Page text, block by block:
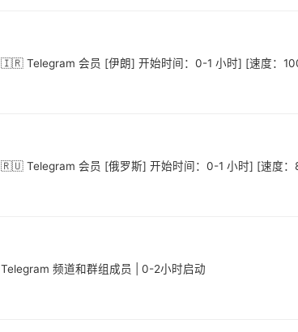
🇮🇷 Telegram 会员 [伊朗] 开始时间：0-1 小时] [速度：
🇷🇺 Telegram 会员 [俄罗斯] 开始时间：0-1 小时] [速度：
Telegram 频道和群组成员 | 0-2小时启动